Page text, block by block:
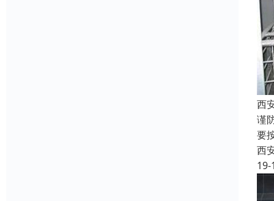
西
谨
要
西
19-